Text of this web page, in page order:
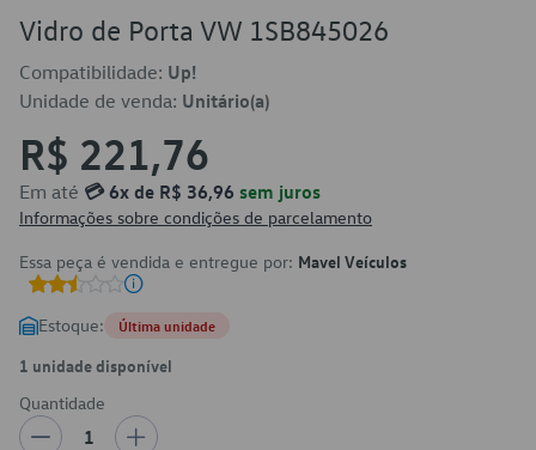
Vidro de Porta VW 1SB845026
Compatibilidade: Up!
Unidade de venda: Unitário(a)
R$ 221,76
Em até 💳 6x de R$ 36,96 sem juros
Informações sobre condições de parcelamento
Essa peça é vendida e entregue por: Mavel Veículos
Estoque: Última unidade
1 unidade disponível
Quantidade
1